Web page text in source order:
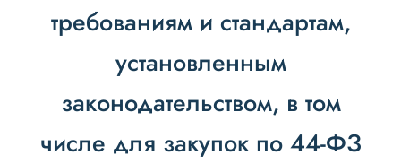
требованиям и стандартам,
установленным
законодательством, в том
числе для закупок по 44-ФЗ